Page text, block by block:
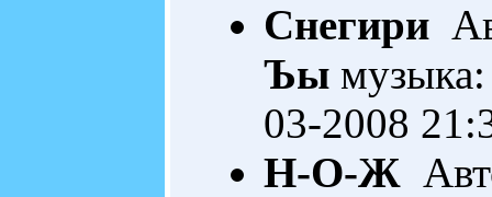
Снегири
Ъы
03-2008
Н-О-Ж